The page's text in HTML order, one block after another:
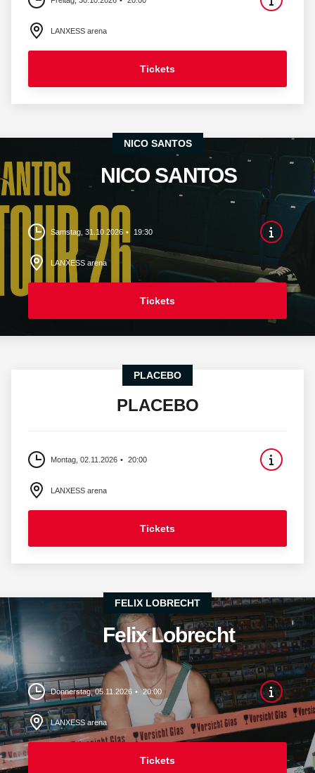
LANXESS arena
Tickets
NICO SANTOS
NICO SANTOS
Samstag, 31.10.2026 19:30
LANXESS arena
Tickets
PLACEBO
PLACEBO
Montag, 02.11.2026 20:00
LANXESS arena
Tickets
FELIX LOBRECHT
Felix Lobrecht
Donnerstag, 05.11.2026 20:00
LANXESS arena
Tickets